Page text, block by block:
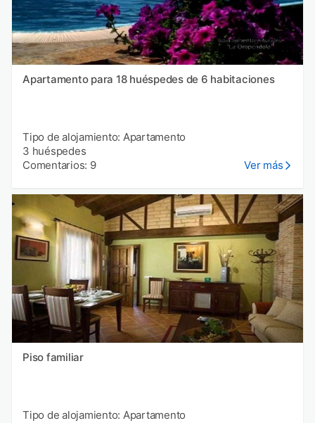
Apartamento para 18 huéspedes de 6 habitaciones
Tipo de alojamiento: Apartamento
3 huéspedes
Comentarios: 9
Ver más
Piso familiar
Tipo de alojamiento: Apartamento